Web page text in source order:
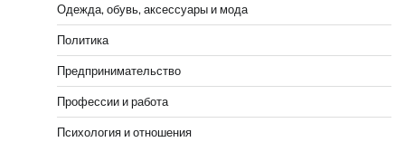
Одежда, обувь, аксессуары и мода
Политика
Предпринимательство
Профессии и работа
Психология и отношения